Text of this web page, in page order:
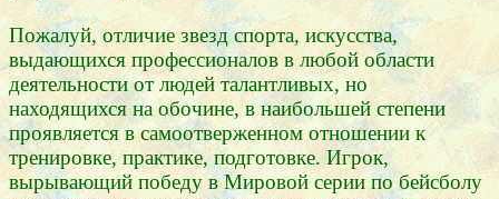
Пожалуй, отличие звезд спорта, искусства,
выдающихся профессионалов в любой области
деятельности от людей талантливых, но
находящихся на обочине, в наибольшей степени
проявляется в самоотверженном отношении к
тренировке, практике, подготовке. Игрок,
вырывающий победу в Мировой серии по бейсболу